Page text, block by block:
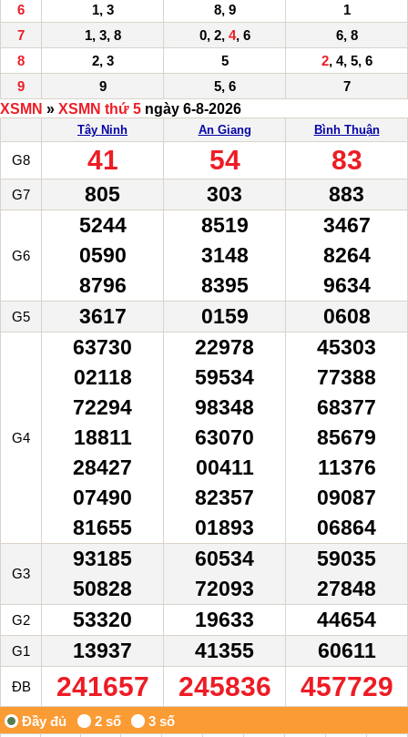
6 1, 3 8, 9
1
7
1, 3, 8 0, 2, 4, 6
6, 8
8
2, 3 5 2, 4, 5, 6
9
9 5, 6
7
XSMN » XSMN thứ 5 ngày 6-8-2026
Tây Ninh An Giang Bình Thuận
G8 41 54 83
G7 805 303 883
G6
5244
0590
8796
8519
3148
8395
3467
8264
9634
G5 3617 0159 0608
G4
63730
02118
72294
18811
28427
07490
81655
22978
59534
98348
63070
00411
82357
01893
45303
77388
68377
85679
11376
09087
06864
G3
93185
50828
60534
72093
59035
27848
G2 53320 19633 44654
G1 13937 41355 60611
ĐB 241657 245836 457729